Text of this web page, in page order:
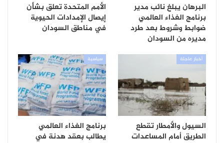
البرهان يبلغ نائب مدير
برنامج الغذاء العالمي
ضوابط وشروط بعد طرد
مديره من السودان
الأمم المتحدة تعلق بشأن
إيصال الإمدادات الحيوية
في مناطق السودان
أخبار عاجلة
السيول والأمطار تقطع
الطريق أمام المساعدات
سياسية
برنامج الغذاء العالمي
يطالب بعقد هدنة في